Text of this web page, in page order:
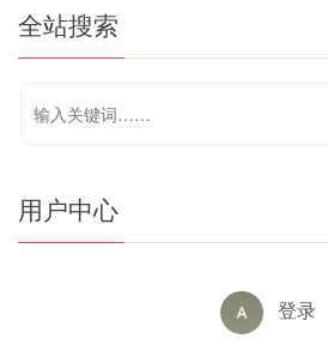
全站搜索
用户中心
登录